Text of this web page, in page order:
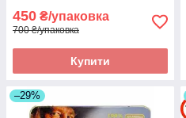
450 ₴/упаковка
700 ₴/упаковка
Купити
–29%